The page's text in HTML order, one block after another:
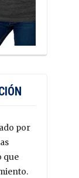
por
que